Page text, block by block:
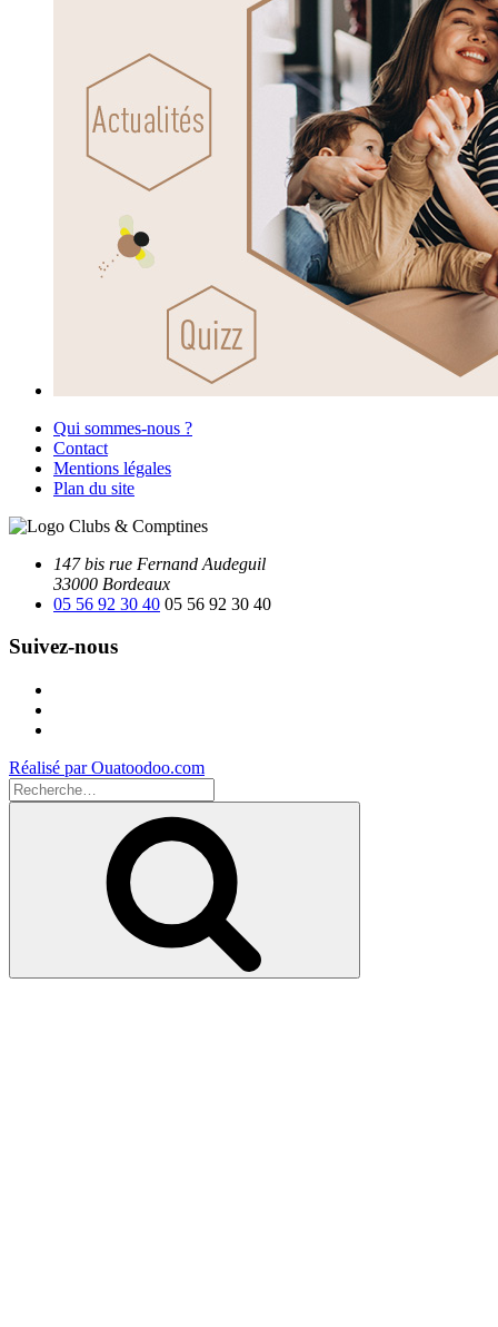
Qui sommes-nous ?
Contact
Mentions légales
Plan du site
147 bis rue Fernand Audeguil
33000 Bordeaux
05 56 92 30 40 05 56 92 30 40
Suivez-nous
Réalisé par Ouatoodoo.com
Recherche
pour